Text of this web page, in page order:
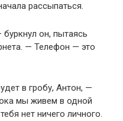
рассыпаться.
он, пытаясь
— Телефон — это
в гробу, Антон, —
мы живем в одной
нет ничего личного.